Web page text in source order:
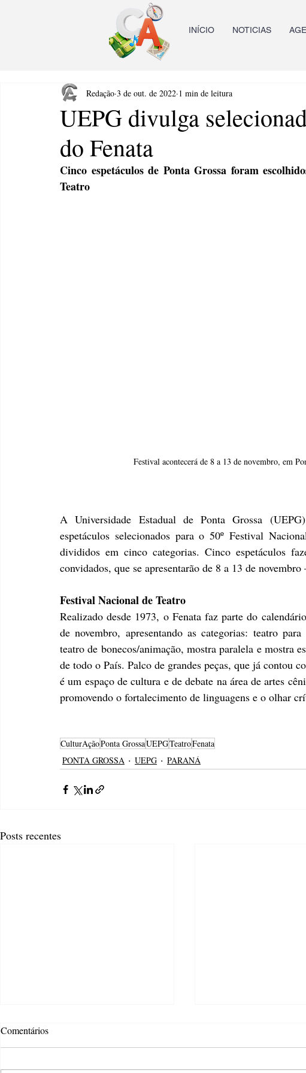
INÍCIO NOTICIAS
UEPG divulga
do Fenata
Redação 3 de out. de 2022 1 min de leitura
Cinco espetáculos de Ponta Grossa foram
Teatro
Festival acontecerá de 8 a 13 de novembro, em
A Universidade Estadual de Ponta Grossa
espetáculos selecionados para o 50º Festival
divididos em cinco categorias. Cinco espetáculos
convidados, que se apresentarão de 8 a 13 de
Festival Nacional de Teatro
Realizado desde 1973, o Fenata faz parte do
de novembro, apresentando as categorias: teatro
teatro de bonecos/animação, mostra paralela e mostra
de todo o País. Palco de grandes peças, que já contou
é um espaço de cultura e de debate na área de artes
promovendo o fortalecimento de linguagens e o olhar
CulturAçãoPonta GrossaUEPGTeatroFenata
PONTA GROSSA
UEPG PARANÁ
Posts recentes
Comentários